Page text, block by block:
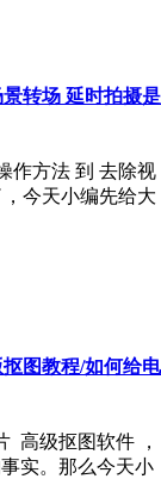
转场 延时拍摄是
作方法 到 去除视
今天小编先给大
图教程/如何给电
高级抠图软件 ，
实。那么今天小